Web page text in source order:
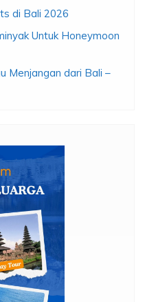
di Bali 2026
Untuk Honeymoon
Menjangan dari Bali –